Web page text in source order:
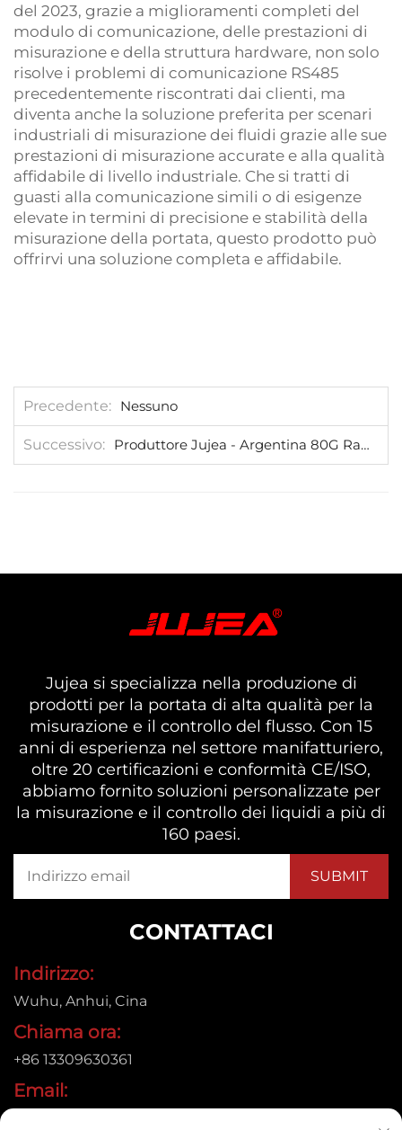
del 2023, grazie a miglioramenti completi del
modulo di comunicazione, delle prestazioni di
misurazione e della struttura hardware, non solo
risolve i problemi di comunicazione RS485
precedentemente riscontrati dai clienti, ma
diventa anche la soluzione preferita per scenari
industriali di misurazione dei fluidi grazie alle sue
prestazioni di misurazione accurate e alla qualità
affidabile di livello industriale. Che si tratti di
guasti alla comunicazione simili o di esigenze
elevate in termini di precisione e stabilità della
misurazione della portata, questo prodotto può
offrirvi una soluzione completa e affidabile.
Precedente Nessuno
Successivo Produttore Jujea - Argentina 80G Radar Level Gauge
Jujea si specializza nella produzione di
prodotti per la portata di alta qualità per la
misurazione e il controllo del flusso. Con 15
anni di esperienza nel settore manifatturiero,
oltre 20 certificazioni e conformità CE/ISO,
abbiamo fornito soluzioni personalizzate per
la misurazione e il controllo dei liquidi a più di
160 paesi.
CONTATTACI
Indirizzo:
Wuhu, Anhui, Cina
Chiama ora:
+86 13309630361
Email: